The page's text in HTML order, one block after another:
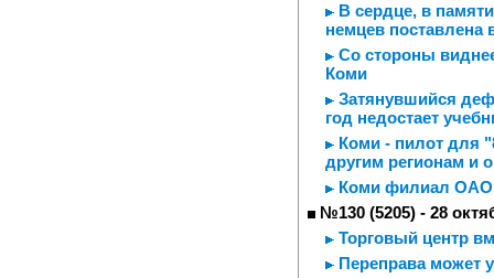
В сердце, в
немцев поставлена
Со стороны
Коми
Затянувшийся
год недостает
Коми - пилот для
другим регионам и
Коми филиал ОАО
№130 (5205) - 28
Торговый центр
Переправа может